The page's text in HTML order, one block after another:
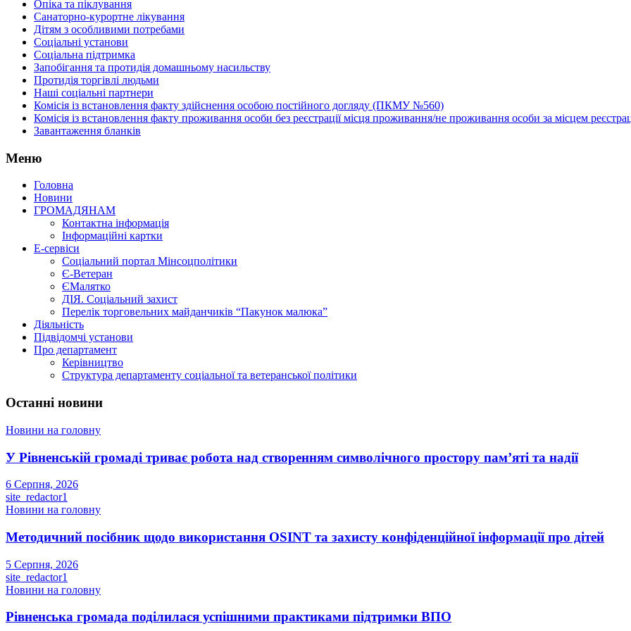
Опіка та піклування
Санаторно-курортне лікування
Дітям з особливими потребами
Соціальні установи
Соціальна підтримка
Запобігання та протидія домашньому насильству
Протидія торгівлі людьми
Наші соціальні партнери
Комісія із встановлення факту здійснення особою постійного догляду (ПКМУ №560)
Комісія із встановлення факту проживання особи без реєстрації місця проживання/не проживання особи за місцем
Завантаження бланків
Меню
Головна
Новини
ГРОМАДЯНАМ
Контактна інформація
Інформаційні картки
Е-сервіси
Соціальний портал Мінсоцполітики
Є-Ветеран
ЄМалятко
ДІЯ. Соціальний захист
Перелік торговельних майданчиків “Пакунок малюка”
Діяльність
Підвідомчі установи
Про департамент
Керівництво
Структура департаменту соціальної та ветеранської політики
Останні новини
Новини на головну
У Рівненській громаді триває робота над створенням символічного простору пам’яті та надії
6 Серпня, 2026
site_redactor1
Новини на головну
Методичний посібник щодо використання OSINT та захисту конфіденційної інформації про дітей
5 Серпня, 2026
site_redactor1
Новини на головну
Рівненська громада поділилася успішними практиками підтримки ВПО